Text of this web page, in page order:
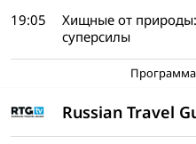
19:05
Хищные от
суперсилы
Программа
Russian Travel